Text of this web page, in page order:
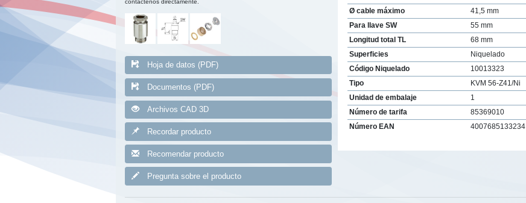
Hoja de datos (PDF)
Documentos (PDF)
Archivos CAD 3D
Recordar producto
Recomendar producto
Pregunta sobre el producto
Ø cable máximo
41,5 mm
Para llave SW
55 mm
Longitud total TL
68 mm
Superficies
Niquelado
Código Niquelado
10013323
Tipo
KVM 56-Z41/Ni
Unidad de embalaje
1
Número de tarifa
85369010
Número EAN
4007685133234